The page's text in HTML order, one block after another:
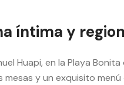
íntima y
Huapi, en la Playa Bonita
mesas y un exquisito menú